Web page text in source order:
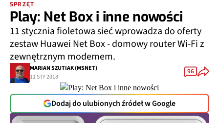
SPRZĘT
Play: Net Box i inne nowości
11 stycznia fioletowa sieć wprowadza do oferty
zestaw Huawei Net Box - domowy router Wi-Fi z
zewnętrznym modemem.
MARIAN SZUTIAK (MSNET)
11 STY 2018
96
Dodaj do ulubionych źródeł w Google